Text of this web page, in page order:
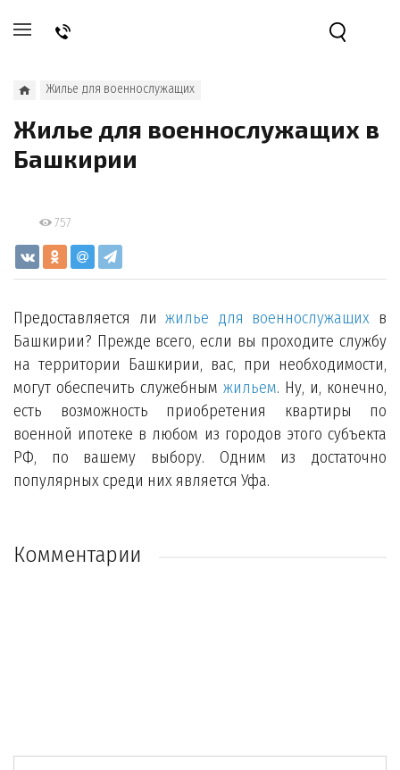
Жилье для военнослужащих
Жилье для военнослужащих в
Башкирии
757
Предоставляется лижилье для военнослужащих в
Башкирии? Прежде всего, если вы проходите службу
на территории Башкирии, вас, при необходимости,
могут обеспечить служебным жильем. Ну, и, конечно,
есть возможность приобретения квартиры по
военной ипотеке в любом из городов этого субъекта
РФ, по вашему выбору. Одним из достаточно
популярных среди них является Уфа.
Комментарии